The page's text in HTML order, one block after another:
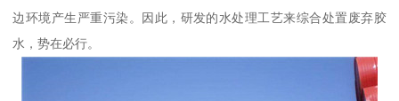
边环境产生严重污染。因此，研发的水处理工艺来综合处置废弃胶
水，势在必行。